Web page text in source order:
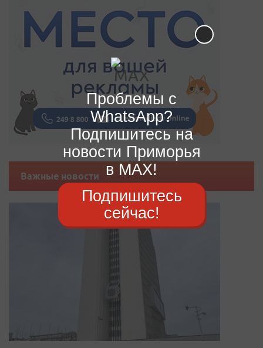
Важные новости
Проблемы с
WhatsApp?
Подпишитесь на
новости Приморья
в MAX!
Подпишитесь
сейчас!